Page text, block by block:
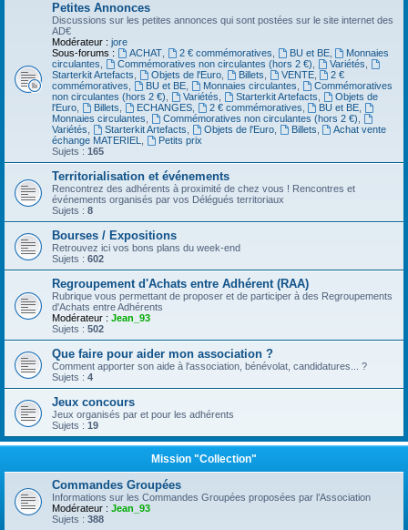
Petites Annonces
Discussions sur les petites annonces qui sont postées sur le site internet des
AD€
Modérateur : jore
Sous-forums :
ACHAT, 2 € commémoratives BU et BE,
Monnaies
circulantes
Commémoratives non circulantes (hors 2 €) Variétés
Starterkit Artefacts
Objets de l'Euro, Billets VENTE,
2 €
commémoratives
BU et BE, Monnaies circulantes
Commémoratives
non circulantes (hors 2 €)
Variétés Starterkit Artefacts
Objets de
l'Euro
Billets ECHANGES, 2 € commémoratives BU et BE
Monnaies circulantes
Commémoratives non circulantes (hors 2 €)
Variétés
Starterkit Artefacts Objets de l'Euro, Billets
Achat vente
échange MATERIEL
Petits prix
Sujets : 165
Territorialisation et événements
Rencontrez des adhérents à proximité de chez vous ! Rencontres et
événements organisés par vos Délégués territoriaux
Sujets : 8
Bourses / Expositions
Retrouvez ici vos bons plans du week-end
Sujets : 602
Regroupement d'Achats entre Adhérent (RAA)
Rubrique vous permettant de proposer et de participer à des Regroupements
d'Achats entre Adhérents
Modérateur : Jean_93
Sujets : 502
Que faire pour aider mon association ?
Comment apporter son aide à l'association, bénévolat, candidatures... ?
Sujets : 4
Jeux concours
Jeux organisés par et pour les adhérents
Sujets : 19
Mission "Collection"
Commandes Groupées
Informations sur les Commandes Groupées proposées par l’Association
Modérateur : Jean_93
Sujets : 388